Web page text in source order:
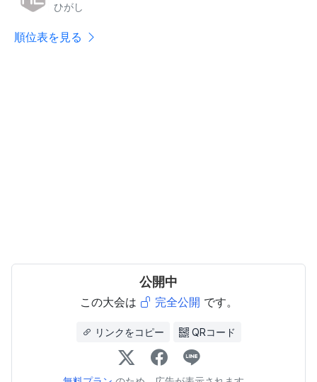
ひがし
順位表を見る
公開中
この大会は 完全公開 です。
リンクをコピー QRコード